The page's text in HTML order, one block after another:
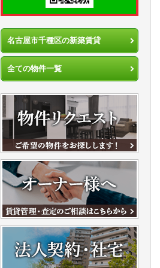
名古屋市千種区の新築賃貸
全ての物件一覧